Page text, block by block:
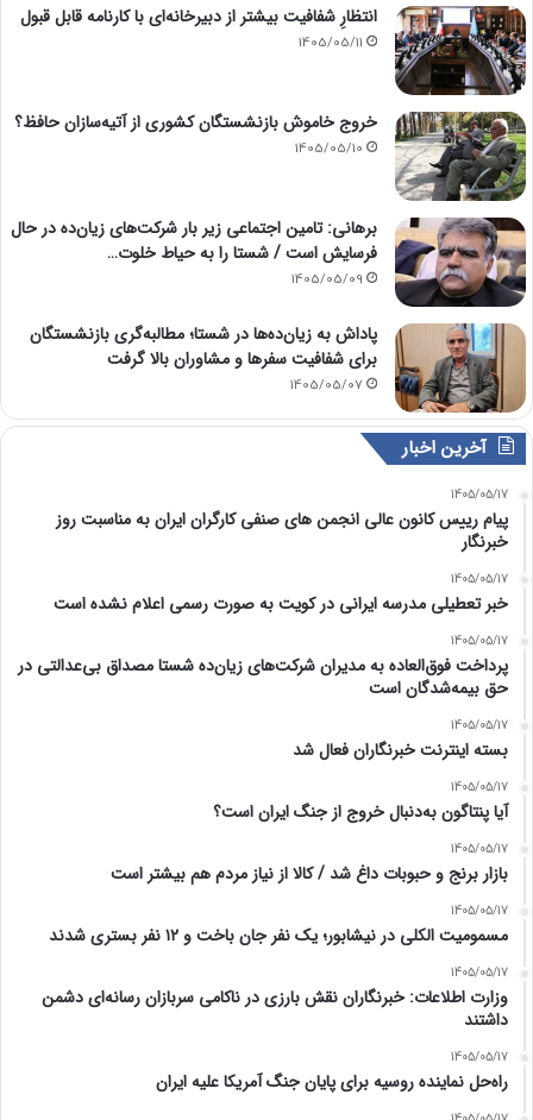
انتظارِ شفافیت بیشتر از دبیرخانه‌ای با کارنامه قابل قبول
1405/05/11
خروج خاموش بازنشستگان کشوری از آتیه‌سازان حافظ؟
1405/05/10
برهانی: تامین اجتماعی زیر بار شرکت‌های زیان‌ده در حال
فرسایش است / شستا را به حیاط خلوت…
1405/05/09
پاداش به زیان‌ده‌ها در شستا؛ مطالبه‌گری بازنشستگان
برای شفافیت سفرها و مشاوران بالا گرفت
1405/05/07
آخرین اخبار
1405/05/17
پیام رییس کانون عالی انجمن های صنفی کارگران ایران به مناسبت روز
خبرنگار
1405/05/17
خبر تعطیلی مدرسه ایرانی در کویت به صورت رسمی اعلام نشده است
1405/05/17
پرداخت فوق‌العاده به مدیران شرکت‌های زیان‌ده شستا مصداق بی‌عدالتی در
حق بیمه‌شدگان است
1405/05/17
بسته اینترنت خبرنگاران فعال شد
1405/05/17
آیا پنتاگون به‌دنبال خروج از جنگ ایران است؟
1405/05/17
بازار برنج و حبوبات داغ شد / کالا از نیاز مردم هم بیشتر است
1405/05/17
مسمومیت الکلی در نیشابور؛ یک نفر جان باخت و ۱۲ نفر بستری شدند
1405/05/17
وزارت اطلاعات: خبرنگاران نقش بارزی در ناکامی سربازان رسانه‌ای دشمن
داشتند
1405/05/17
راه‌حل نماینده روسیه برای پایان جنگ آمریکا علیه ایران